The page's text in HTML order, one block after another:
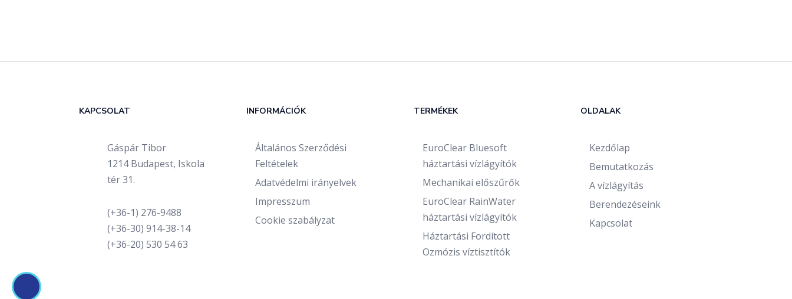
KAPCSOLAT
Gáspár Tibor
1214 Budapest, Iskola
tér 31.
(+36-1) 276-9488
(+36-30) 914-38-14
(+36-20) 530 54 63
INFORMÁCIÓK
Általános Szerződési
Feltételek
Adatvédelmi irányelvek
Impresszum
Cookie szabályzat
TERMÉKEK
EuroClear Bluesoft
háztartási vízlágyítók
Mechanikai előszűrők
EuroClear RainWater
háztartási vízlágyítók
Háztartási Fordított
Ozmózis víztisztítók
OLDALAK
Kezdőlap
Bemutatkozás
A vízlágyítás
Berendezéseink
Kapcsolat